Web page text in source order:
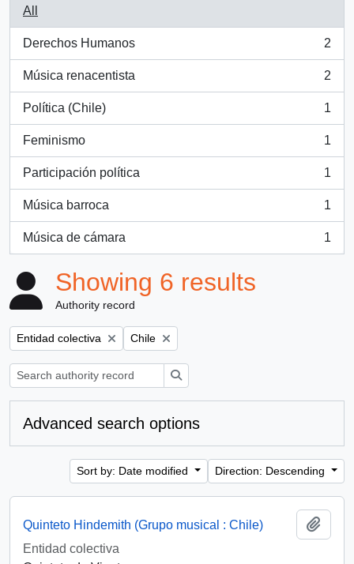
All
Derechos Humanos
, 2 results
2
Música renacentista
, 2 results
2
Política (Chile)
, 1 results
1
Feminismo
, 1 results
1
Participación política
, 1 results
1
Música barroca
, 1 results
1
Música de cámara
, 1 results
1
Showing 6 results
Authority record
Remove filter:
Entidad colectiva Remove filter:
Chile
Advanced search options
Sort by: Date modified Direction: Descending
Quinteto Hindemith (Grupo musical : Chile)
Entidad colectiva